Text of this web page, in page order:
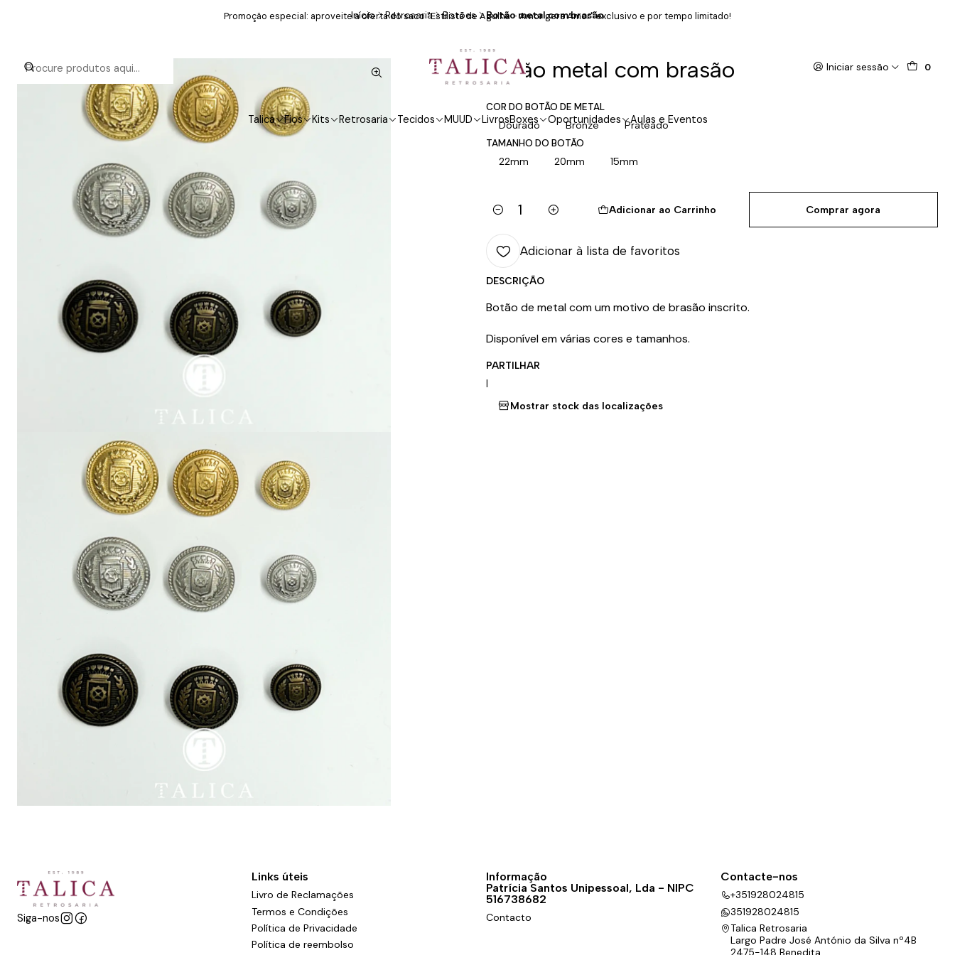
Iniciar sessão 0
Talica Fios Kits Retrosaria Tecidos MUUD LivrosBoxes Oportunidades Aulas e Eventos
Promoção especial: aproveite a oferta do saco "Estilista de Agulha - Amor gera Amor" exclusivo e por tempo limitado!
Início Retrosaria Botões Botão metal com brasão
Botão metal com brasão
COR DO BOTÃO DE METAL
Dourado Bronze Prateado
TAMANHO DO BOTÃO
22mm 20mm 15mm
Quantidade
Adicionar ao Carrinho Comprar agora
Adicionar à lista de favoritos
DESCRIÇÃO
Botão de metal com um motivo de brasão inscrito.
Disponível em várias cores e tamanhos.
PARTILHAR
|
Mostrar stock das localizações
Siga-nos
Links úteis
Livro de Reclamações
Termos e Condições
Política de Privacidade
Política de reembolso
Informação
Patrícia Santos Unipessoal, Lda - NIPC
516738682
Contacto
Contacte-nos
+351928024815
351928024815
Talica Retrosaria
Largo Padre José António da Silva nº4B
2475-148 Benedita